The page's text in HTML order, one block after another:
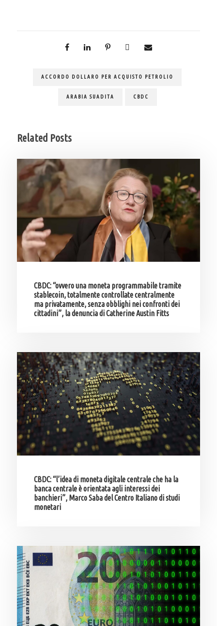
ACCORDO DOLLARO PER ACQUISTO PETROLIO
ARABIA SUADITA CBDC
Related Posts
CBDC: “ovvero una moneta programmabile tramite
stablecoin, totalmente controllate centralmente
ma privatamente, senza obblighi nei confronti dei
cittadini”, la denuncia di Catherine Austin Fitts
CBDC: “l’idea di moneta digitale centrale che ha la
banca centrale è orientata agli interessi dei
banchieri”, Marco Saba del Centro Italiano di studi
monetari